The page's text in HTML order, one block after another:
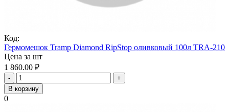
Код:
Гермомешок Tramp Diamond RipStop оливковый 100л TRA-210
Цена за шт
1 860.00 ₽
-
+
В корзину
0